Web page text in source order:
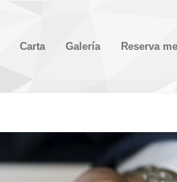
Carta Galería Reserva